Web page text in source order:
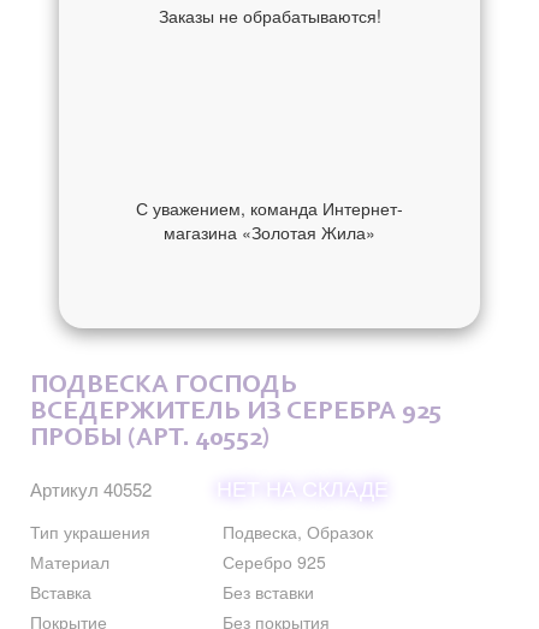
ПОДВЕСКА ГОСПОДЬ
ВСЕДЕРЖИТЕЛЬ ИЗ СЕРЕБРА 925
ПРОБЫ (АРТ. 40552)
Артикул 40552 НЕТ НА СКЛАДЕ
Тип украшения
Подвеска, Образок
Материал
Серебро 925
Вставка
Без вставки
Покрытие
Без покрытия
Заказы не обрабатываются!
С уважением, команда Интернет-
магазина «Золотая Жила»